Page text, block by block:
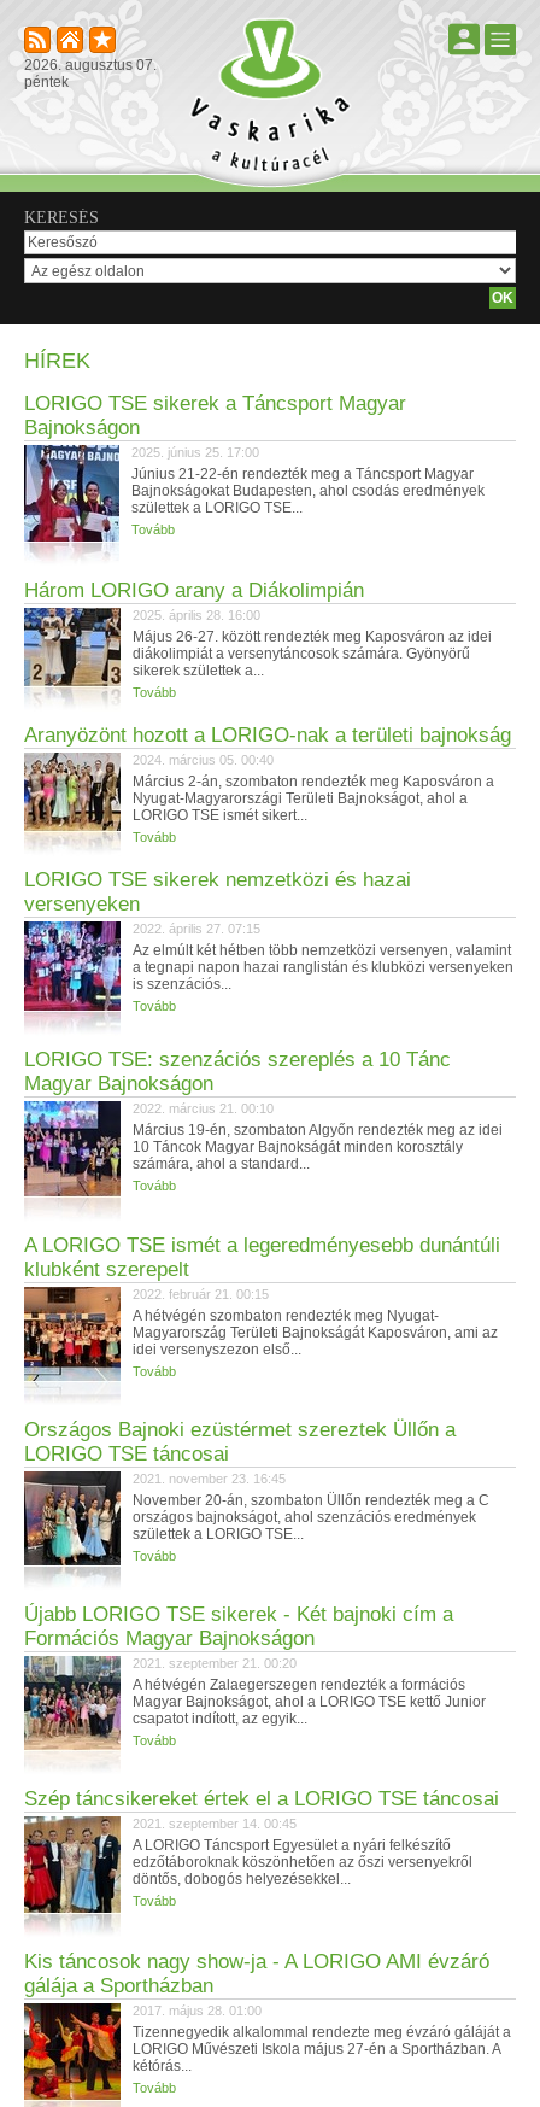
2026. augusztus 07.
péntek
KERESÉS
HÍREK
LORIGO TSE sikerek a Táncsport Magyar
Bajnokságon
2025. június 25. 17:00
Június 21-22-én rendezték meg a Táncsport Magyar
Bajnokságokat Budapesten, ahol csodás eredmények
születtek a LORIGO TSE...
Tovább
Három LORIGO arany a Diákolimpián
2025. április 28. 16:00
Május 26-27. között rendezték meg Kaposváron az idei
diákolimpiát a versenytáncosok számára. Gyönyörű
sikerek születtek a...
Tovább
Aranyözönt hozott a LORIGO-nak a területi bajnokság
2024. március 05. 00:40
Március 2-án, szombaton rendezték meg Kaposváron a
Nyugat-Magyarországi Területi Bajnokságot, ahol a
LORIGO TSE ismét sikert...
Tovább
LORIGO TSE sikerek nemzetközi és hazai
versenyeken
2022. április 27. 07:15
Az elmúlt két hétben több nemzetközi versenyen, valamint
a tegnapi napon hazai ranglistán és klubközi versenyeken
is szenzációs...
Tovább
LORIGO TSE: szenzációs szereplés a 10 Tánc
Magyar Bajnokságon
2022. március 21. 00:10
Március 19-én, szombaton Algyőn rendezték meg az idei
10 Táncok Magyar Bajnokságát minden korosztály
számára, ahol a standard...
Tovább
A LORIGO TSE ismét a legeredményesebb dunántúli
klubként szerepelt
2022. február 21. 00:15
A hétvégén szombaton rendezték meg Nyugat-
Magyarország Területi Bajnokságát Kaposváron, ami az
idei versenyszezon első...
Tovább
Országos Bajnoki ezüstérmet szereztek Üllőn a
LORIGO TSE táncosai
2021. november 23. 16:45
November 20-án, szombaton Üllőn rendezték meg a C
országos bajnokságot, ahol szenzációs eredmények
születtek a LORIGO TSE...
Tovább
Újabb LORIGO TSE sikerek - Két bajnoki cím a
Formációs Magyar Bajnokságon
2021. szeptember 21. 00:20
A hétvégén Zalaegerszegen rendezték a formációs
Magyar Bajnokságot, ahol a LORIGO TSE kettő Junior
csapatot indított, az egyik...
Tovább
Szép táncsikereket értek el a LORIGO TSE táncosai
2021. szeptember 14. 00:45
A LORIGO Táncsport Egyesület a nyári felkészítő
edzőtáboroknak köszönhetően az őszi versenyekről
döntős, dobogós helyezésekkel...
Tovább
Kis táncosok nagy show-ja - A LORIGO AMI évzáró
gálája a Sportházban
2017. május 28. 01:00
Tizennegyedik alkalommal rendezte meg évzáró gáláját a
LORIGO Művészeti Iskola május 27-én a Sportházban. A
kétórás...
Tovább